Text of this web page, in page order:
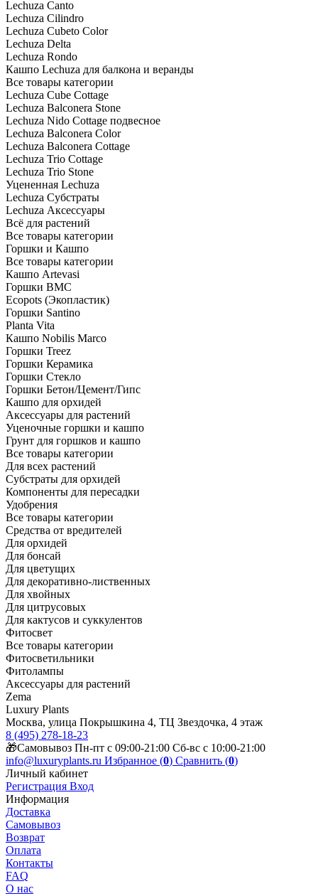
Lechuza Canto
Lechuza Cilindro
Lechuza Cubeto Color
Lechuza Delta
Lechuza Rondo
Кашпо Lechuza для балкона и веранды
Все товары категории
Lechuza Cube Cottage
Lechuza Balconera Stone
Lechuza Nido Cottage подвесное
Lechuza Balconera Color
Lechuza Balconera Cottage
Lechuza Trio Cottage
Lechuza Trio Stone
Уцененная Lechuza
Lechuza Субстраты
Lechuza Аксессуары
Всё для растений
Все товары категории
Горшки и Кашпо
Все товары категории
Кашпо Artevasi
Горшки BMC
Ecopots (Экопластик)
Горшки Santino
Planta Vita
Кашпо Nobilis Marco
Горшки Treez
Горшки Керамика
Горшки Стекло
Горшки Бетон/Цемент/Гипс
Кашпо для орхидей
Аксессуары для растений
Уценочные горшки и кашпо
Грунт для горшков и кашпо
Все товары категории
Для всех растений
Субстраты для орхидей
Компоненты для пересадки
Удобрения
Все товары категории
Средства от вредителей
Для орхидей
Для бонсай
Для цветущих
Для декоративно-лиственных
Для хвойных
Для цитрусовых
Для кактусов и суккулентов
Фитосвет
Все товары категории
Фитосветильники
Фитолампы
Аксессуары для растений
Zema
Luxury Plants
Москва, улица Покрышкина 4, ТЦ Звездочка, 4 этаж
8 (495) 278-18-23
🎁Самовывоз Пн-пт с 09:00-21:00 Сб-вс с 10:00-21:00
info@luxuryplants.ru Избранное (0) Сравнить (0)
Личный кабинет
Регистрация Вход
Информация
Доставка
Самовывоз
Возврат
Оплата
Контакты
FAQ
О нас